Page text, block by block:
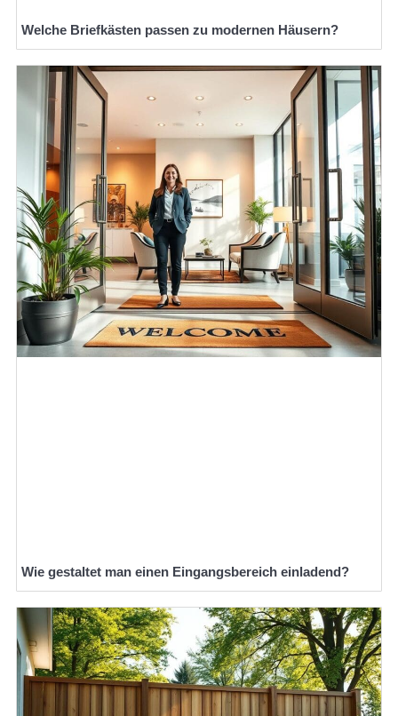
Welche Briefkästen passen zu modernen Häusern?
Wie gestaltet man einen Eingangsbereich einladend?